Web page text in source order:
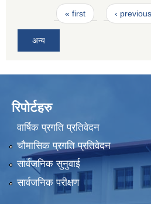
Pages« first ‹ previous
अन्य
रिपोर्टहरु
वार्षिक प्रगति प्रतिवेदन
चौमासिक प्रगति प्रतिवेदन
सार्वजनिक सुनुवाई
सार्वजनिक परीक्षण